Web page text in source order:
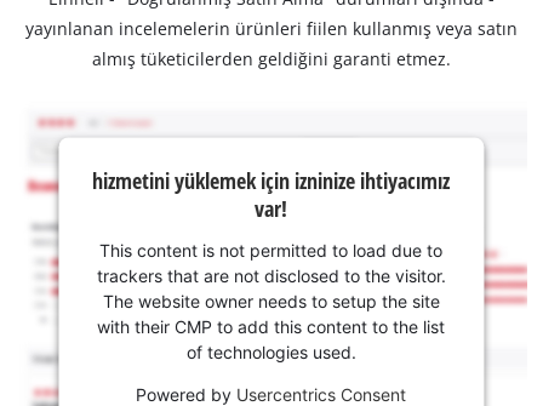
yayınlanan incelemelerin ürünleri fiilen kullanmış veya satın
almış tüketicilerden geldiğini garanti etmez.
hizmetini yüklemek için izninize ihtiyacımız
var!
This content is not permitted to load due to
trackers that are not disclosed to the visitor.
The website owner needs to setup the site
with their CMP to add this content to the list
of technologies used.
Powered by Usercentrics Consent